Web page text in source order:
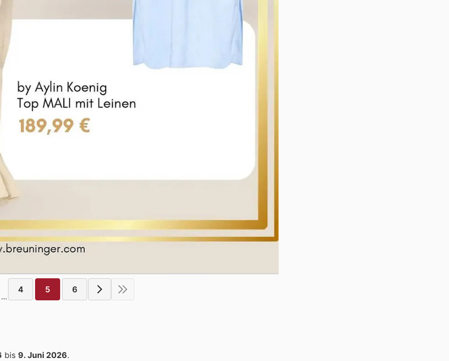
...
4 5 6
bis 9. Juni 2026.